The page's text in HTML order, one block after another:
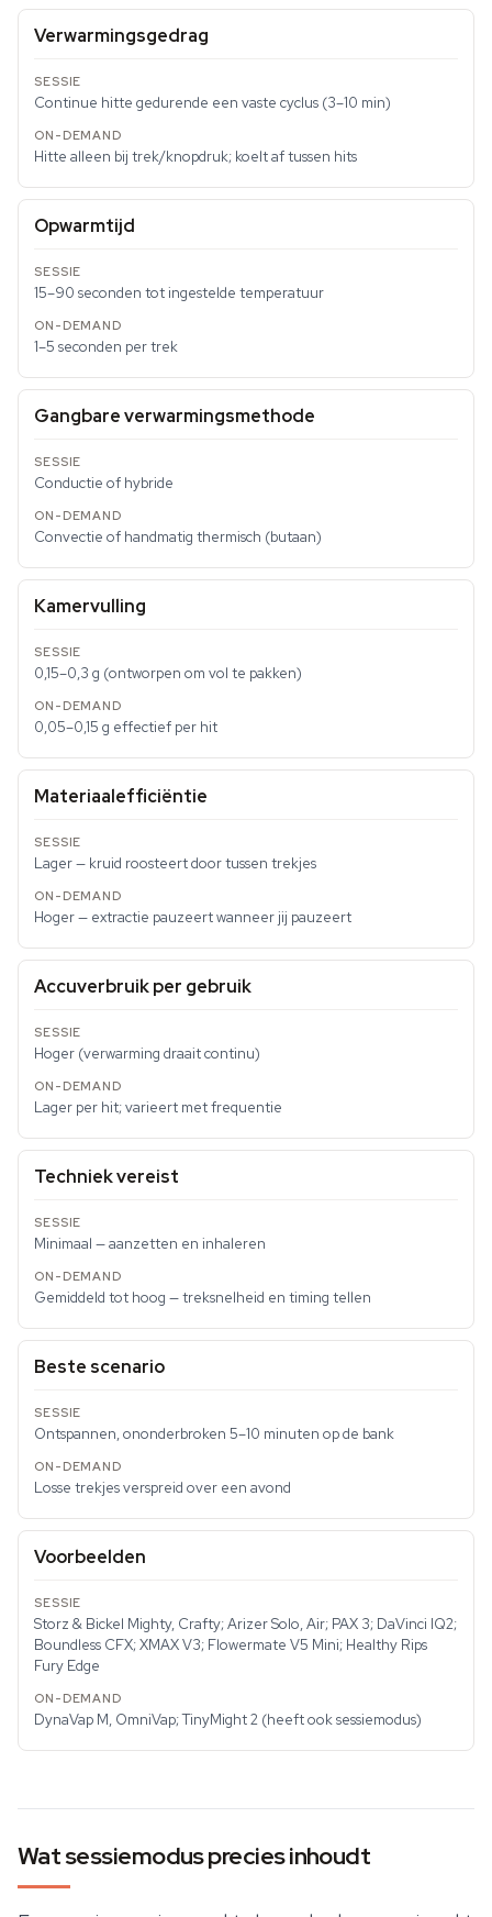
Verwarmingsgedrag
Continue hitte gedurende een vaste cyclus (3–10 min)
Hitte alleen bij trek/knopdruk; koelt af tussen hits
Opwarmtijd
15–90 seconden tot ingestelde temperatuur
1–5 seconden per trek
Gangbare verwarmingsmethode
Conductie of hybride
Convectie of handmatig thermisch (butaan)
Kamervulling
0,15–0,3 g (ontworpen om vol te pakken)
0,05–0,15 g effectief per hit
Materiaalefficiëntie
Lager — kruid roosteert door tussen trekjes
Hoger — extractie pauzeert wanneer jij pauzeert
Accuverbruik per gebruik
Hoger (verwarming draait continu)
Lager per hit; varieert met frequentie
Techniek vereist
Minimaal — aanzetten en inhaleren
Gemiddeld tot hoog — treksnelheid en timing tellen
Beste scenario
Ontspannen, ononderbroken 5–10 minuten op de bank
Losse trekjes verspreid over een avond
Voorbeelden
Storz & Bickel Mighty, Crafty; Arizer Solo, Air; PAX 3; DaVinci IQ2;
Boundless CFX; XMAX V3; Flowermate V5 Mini; Healthy Rips
Fury Edge
DynaVap M, OmniVap; TinyMight 2 (heeft ook sessiemodus)
Wat sessiemodus precies inhoudt